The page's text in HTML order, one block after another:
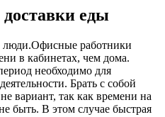
еды
люди.Офисные работники
в кабинетах, чем дома.
необходимо для
Брать с собой
вариант, так как времени на
быть. В этом случае быстрая